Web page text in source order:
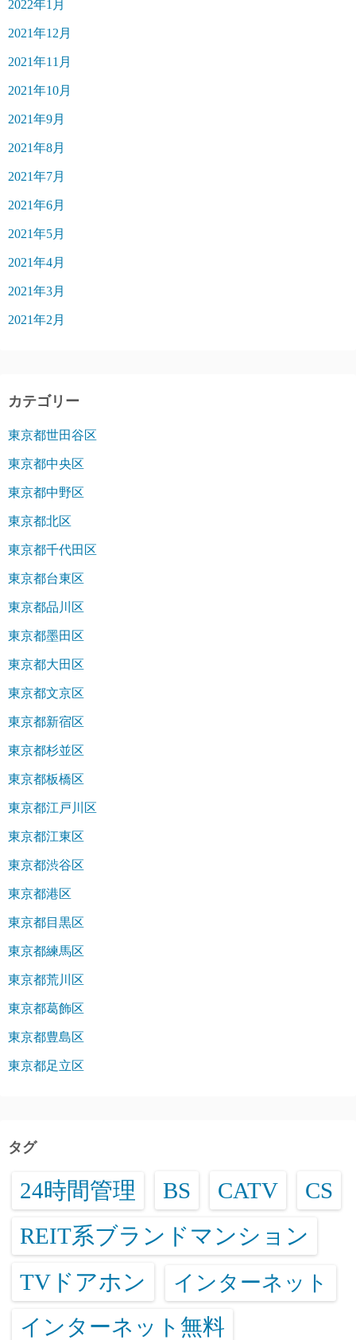
2022年1月
2021年12月
2021年11月
2021年10月
2021年9月
2021年8月
2021年7月
2021年6月
2021年5月
2021年4月
2021年3月
2021年2月
カテゴリー
東京都世田谷区
東京都中央区
東京都中野区
東京都北区
東京都千代田区
東京都台東区
東京都品川区
東京都墨田区
東京都大田区
東京都文京区
東京都新宿区
東京都杉並区
東京都板橋区
東京都江戸川区
東京都江東区
東京都渋谷区
東京都港区
東京都目黒区
東京都練馬区
東京都荒川区
東京都葛飾区
東京都豊島区
東京都足立区
タグ
24時間管理 BS CATV CS
REIT系ブランドマンション
TVドアホン インターネット
インターネット無料